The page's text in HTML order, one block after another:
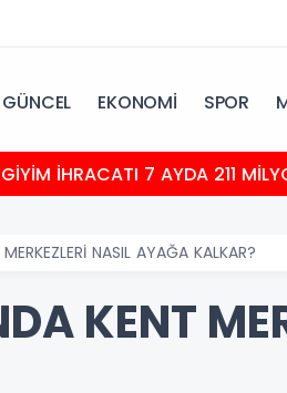
GÜNCEL EKONOMİ SPOR
İHRACATI 7 AYDA 211
NASIL AYAĞA KALKAR?
KENT